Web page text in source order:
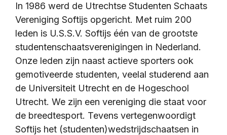
In 1986 werd de Utrechtse Studenten Schaats
Vereniging Softijs opgericht. Met ruim 200
leden is U.S.S.V. Softijs één van de grootste
studentenschaatsverenigingen in Nederland.
Onze leden zijn naast actieve sporters ook
gemotiveerde studenten, veelal studerend aan
de Universiteit Utrecht en de Hogeschool
Utrecht. We zijn een vereniging die staat voor
de breedtesport. Tevens vertegenwoordigt
Softijs het (studenten)wedstrijdschaatsen in